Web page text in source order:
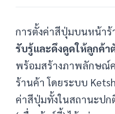
การตั้งค่าสีปุ่มบนหน้าร้
รับรู้และดึงดูดให้ลูกค้
พร้อมสร้างภาพลักษณ์
ร้านค้า โดยระบบ
ค่าสีปุ่มทั้งในสถานะปก